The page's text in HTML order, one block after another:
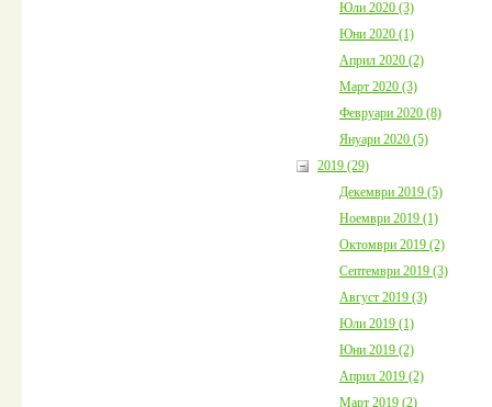
Юли 2020 (3)
Юни 2020 (1)
Април 2020 (2)
Март 2020 (3)
Февруари 2020 (8)
Януари 2020 (5)
2019 (29)
Декември 2019 (5)
Ноември 2019 (1)
Октомври 2019 (2)
Септември 2019 (3)
Август 2019 (3)
Юли 2019 (1)
Юни 2019 (2)
Април 2019 (2)
Март 2019 (2)